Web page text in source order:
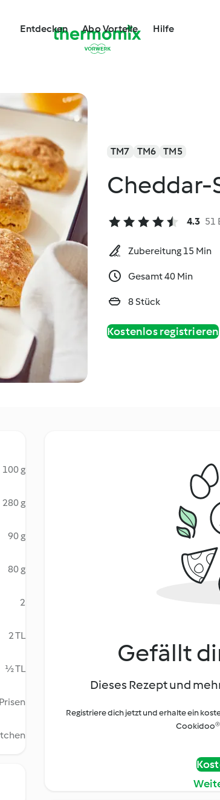
Entdecken Abo Vorteile Hilfe
TM7 TM6 TM5
Cheddar-
4.3 51
Zubereitung 15 Min
Gesamt 40 Min
8 Stück
Kostenlos registrieren
100 g
280 g
90 g
80 g
2
2 TL
½ TL
Gefällt
Dieses Rezept und
Registriere dich jetzt und erhalte ein
Cookidoo®